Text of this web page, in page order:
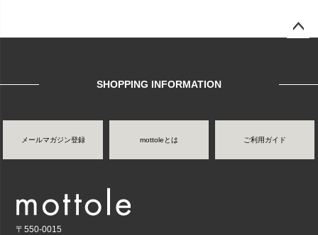
SHOPPING INFORMATION
メールマガジン登録 mottoleとは ご利用ガイド
〒550-0015